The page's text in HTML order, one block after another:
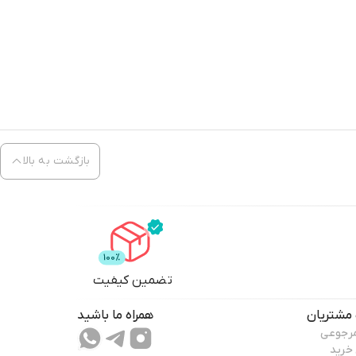
بازگشت به بالا
تضمین کیفیت
خرید
همراه ما باشید